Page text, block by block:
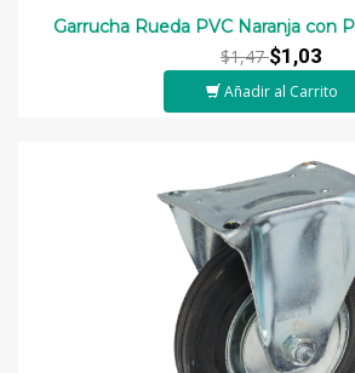
Garrucha Rueda PVC Naranja con
$1,47$1,03
Añadir al Carrito